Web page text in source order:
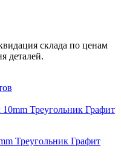
склада по ценам
деталей.
Треугольник Графит